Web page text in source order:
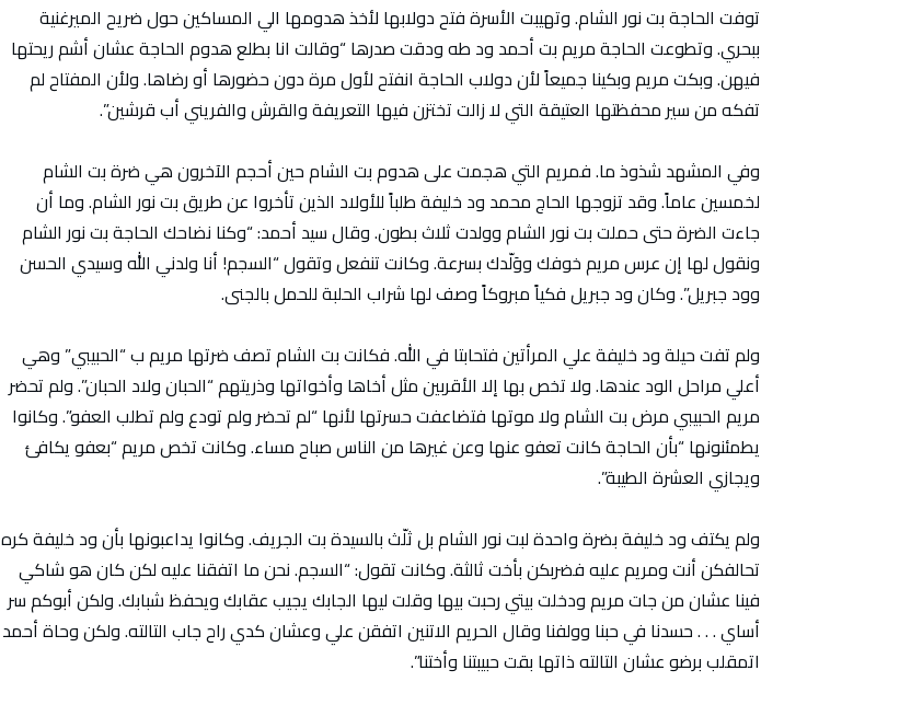
توفت الحاجة بت نور الشام. وتهيبت الأسرة فتح دولابها لأخذ هدومها الي المساكين حول ضريح الميرغنية
ببحري. وتطوعت الحاجة مريم بت أحمد ود طه ودقت صدرها “وقالت انا بطلع هدوم الحاجة عشان أشم ريحتها
فيهن. وبكت مريم وبكينا جميعاً لأن دولاب الحاجة انفتح لأول مرة دون حضورها أو رضاها. ولأن المفتاح لم
تفكه من سير محفظتها العتيقة التي لا زالت تختزن فيها التعريفة والقرش والفريني أب قرشين”.
وفي المشهد شذوذ ما. فمريم التي هجمت على هدوم بت الشام حين أحجم الآخرون هي ضرة بت الشام
لخمسين عاماً. وقد تزوجها الحاج محمد ود خليفة طلباً للأولاد الذين تأخروا عن طريق بت نور الشام. وما أن
جاءت الضرة حتى حملت بت نور الشام وولدت ثلاث بطون. وقال سيد أحمد: “وكنا نضاحك الحاجة بت نور الشام
ونقول لها إن عرس مريم خوفك ووَلّدك بسرعة. وكانت تنفعل وتقول “السجم! أنا ولدني الله وسيدي الحسن
وود جبريل”. وكان ود جبريل فكياً مبروكاً وصف لها شراب الحلبة للحمل بالجنى.
ولم تفت حيلة ود خليفة علي المرأتين فتحابتا في الله. فكانت بت الشام تصف ضرتها مريم ب “الحبيبي” وهي
أعلي مراحل الود عندها. ولا تخص بها إلا الأقربين مثل أخاها وأخواتها وذريتهم “الحبان ولاد الحبان”. ولم تحضر
مريم الحبيبي مرض بت الشام ولا موتها فتضاعفت حسرتها لأنها “لم تحضر ولم تودع ولم تطلب العفو”. وكانوا
يطمئنونها “بأن الحاجة كانت تعفو عنها وعن غيرها من الناس صباح مساء. وكانت تخص مريم “بعفو يكافئ
ويجازي العشرة الطيبة”.
ولم يكتف ود خليفة بضرة واحدة لبت نور الشام بل ثلّث بالسيدة بت الجريف. وكانوا يداعبونها بأن ود خليفة كره
تحالفكن أنت ومريم عليه فضربكن بأخت ثالثة. وكانت تقول: “السجم. نحن ما اتفقنا عليه لكن كان هو شاكي
فينا عشان من جات مريم ودخلت بيتي رحبت بيها وقلت ليها الجابك يجيب عقابك ويحفظ شبابك. ولكن أبوكم سر
أساي . . . حسدنا في حبنا وولفنا وقال الحريم الاتنين اتفقن علي وعشان كدي راح جاب التالته. ولكن وحاة أحمد
اتمقلب برضو عشان التالته ذاتها بقت حبيبتنا وأختنا”.